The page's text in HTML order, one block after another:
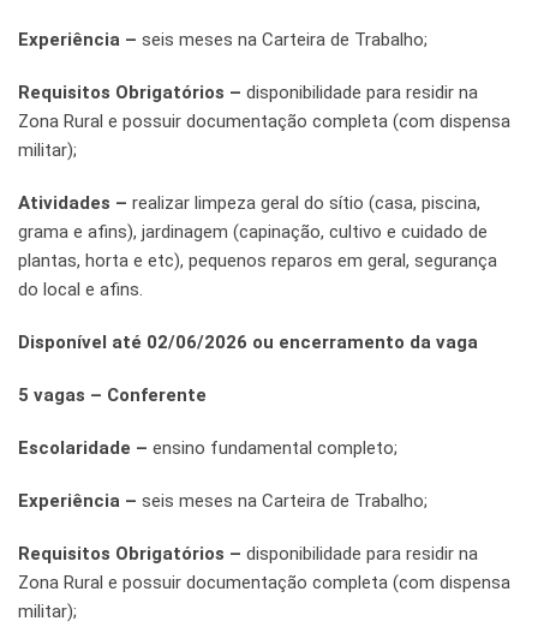
Experiência – seis meses na Carteira de Trabalho;
Requisitos Obrigatórios – disponibilidade para residir na
Zona Rural e possuir documentação completa (com dispensa
militar);
Atividades – realizar limpeza geral do sítio (casa, piscina,
grama e afins), jardinagem (capinação, cultivo e cuidado de
plantas, horta e etc), pequenos reparos em geral, segurança
do local e afins.
Disponível até 02/06/2026 ou encerramento da vaga
5 vagas – Conferente
Escolaridade – ensino fundamental completo;
Experiência – seis meses na Carteira de Trabalho;
Requisitos Obrigatórios – disponibilidade para residir na
Zona Rural e possuir documentação completa (com dispensa
militar);